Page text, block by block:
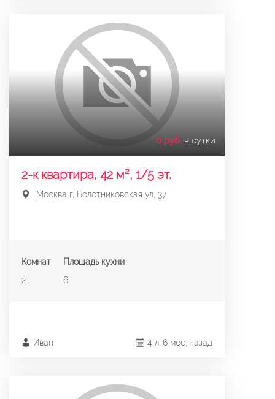
0 руб. в сутки
2-к квартира, 42 м², 1/5 эт.
Москва г, Болотниковская ул, 37
Комнат
2
Площадь кухни
6
4 л. 6 мес. назад
Иван